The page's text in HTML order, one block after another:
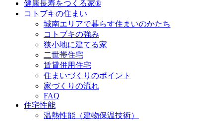
健康長寿をつくる家®
コトブキの住まい
城南エリアで暮らす住まいのかたち
コトブキの強み
狭小地に建てる家
二世帯住宅
賃貸併用住宅
住まいづくりのポイント
家づくりの流れ
FAQ
住宅性能
温熱性能（建物保温技術）